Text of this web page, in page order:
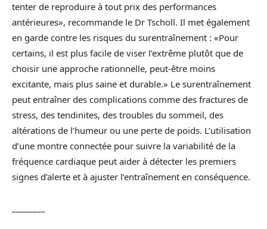
tenter de reproduire à tout prix des performances
antérieures», recommande le Dr Tscholl. Il met également
en garde contre les risques du surentraînement : «Pour
certains, il est plus facile de viser l’extrême plutôt que de
choisir une approche rationnelle, peut-être moins
excitante, mais plus saine et durable.» Le surentraînement
peut entraîner des complications comme des fractures de
stress, des tendinites, des troubles du sommeil, des
altérations de l’humeur ou une perte de poids. L’utilisation
d’une montre connectée pour suivre la variabilité de la
fréquence cardiaque peut aider à détecter les premiers
signes d’alerte et à ajuster l’entraînement en conséquence.